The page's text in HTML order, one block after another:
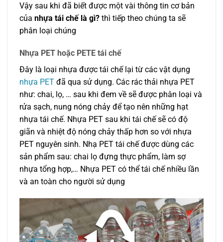
Vậy sau khi đã biết được một vài thông tin cơ bản
của nhựa tái chế là gì? thì tiếp theo chúng ta sẽ
phân loại chúng
Nhựa PET hoặc PETE tái chế
Đây là loại nhựa được tái chế lại từ các vật dụng
nhựa PET đã qua sử dụng. Các rác thải nhựa PET
như: chai, lọ, … sau khi đem về sẽ được phân loại và
rửa sạch, nung nóng chảy để tạo nên những hạt
nhựa tái chế. Nhựa PET sau khi tái chế sẽ có độ
giãn và nhiệt độ nóng chảy thấp hơn so với nhựa
PET nguyên sinh. Nhạ PET tái chế được dùng các
sản phẩm sau: chai lọ đựng thực phẩm, làm sợ
nhựa tổng hợp,… Nhựa PET có thể tái chế nhiều lần
và an toàn cho người sử dụng